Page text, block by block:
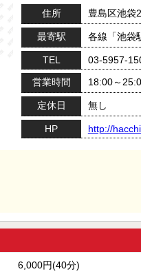
住所 豊島区池袋
最寄駅 各線「池袋
TEL
03-5957-
営業時間
18:00～
定休日 無し
HP http://
6,000円(40分)